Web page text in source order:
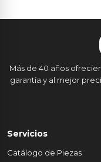
Más de 40 años
garantía y al mejor
Servicios
Catálogo de Piezas